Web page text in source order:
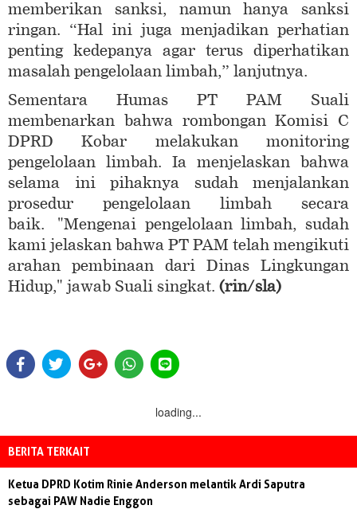
memberikan sanksi, namun hanya sanksi
ringan. “Hal ini juga menjadikan perhatian
penting kedepanya agar terus diperhatikan
masalah pengelolaan limbah,” lanjutnya.
Sementara Humas PT PAM Suali
membenarkan bahwa rombongan Komisi C
DPRD Kobar melakukan monitoring
pengelolaan limbah. Ia menjelaskan bahwa
selama ini pihaknya sudah menjalankan
prosedur pengelolaan limbah secara
baik. "Mengenai pengelolaan limbah, sudah
kami jelaskan bahwa PT PAM telah mengikuti
arahan pembinaan dari Dinas Lingkungan
Hidup," jawab Suali singkat. (rin/sla)
loading...
BERITA TERKAIT
Ketua DPRD Kotim Rinie Anderson melantik Ardi Saputra
sebagai PAW Nadie Enggon